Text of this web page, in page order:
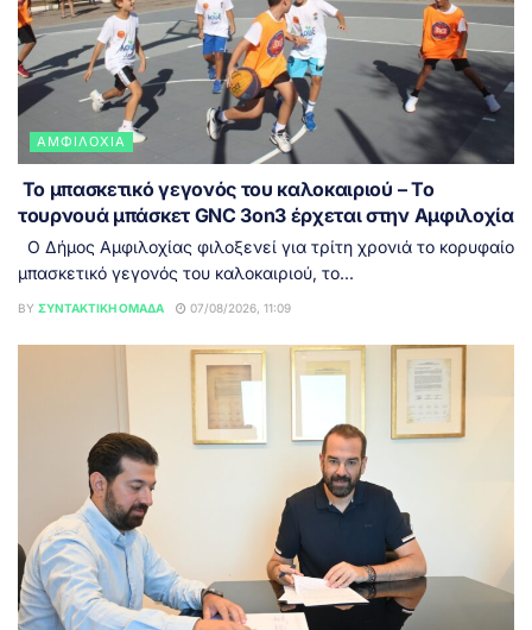
ΑΜΦΙΛΟΧΊΑ
Το μπασκετικό γεγονός του καλοκαιριού – Το
τουρνουά μπάσκετ GNC 3on3 έρχεται στην Αμφιλοχία
Ο Δήμος Αμφιλοχίας φιλοξενεί για τρίτη χρονιά το κορυφαίο
μπασκετικό γεγονός του καλοκαιριού, το...
BY ΣΥΝΤΑΚΤΙΚΉ ΟΜΆΔΑ 07/08/2026, 11:09